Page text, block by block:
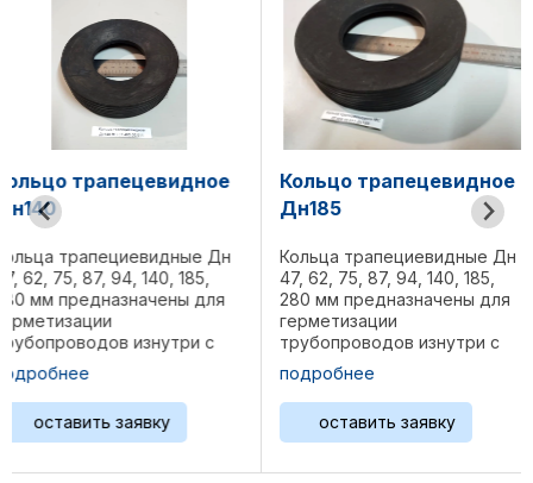
Кольцо трапецевидное
Дн185
Кольца трапециевидные Дн
47, 62, 75, 87, 94, 140, 185,
280 мм предназначены для
герметизации
трубопроводов изнутри с
применением устройств для
блокировки при выполнении
врезок в трубо- проводы
под давлением. Кольца
изготавливаются из
специальной ...
подробнее
оставить заявку
Кольцо
Дн280
Кольца
47, 62, 75, 87, 94, 140,
280 мм предназначены
герметизации
трубопроводов
применением
блокировки при
врезок в трубо-
под давлением. Кольца
изготавливаются из
специальной ...
подробнее
оставить заявку